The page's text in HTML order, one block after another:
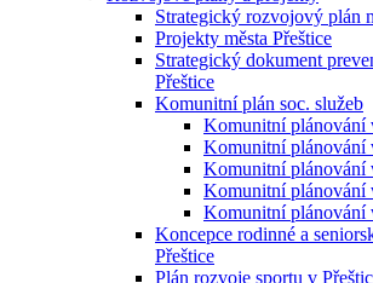
Strategický rozvojový plán
Projekty města Přeštice
Strategický dokument
Přeštice
Komunitní plán soc. služeb
Komunitní plánování
Komunitní plánování
Komunitní plánování
Komunitní plánování
Komunitní plánování
Koncepce rodinné a
Přeštice
Plán rozvoje sportu v